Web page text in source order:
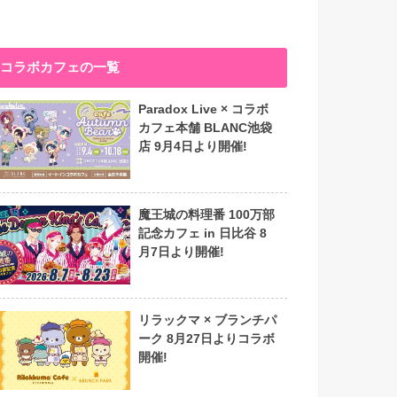
コラボカフェの一覧
Paradox Live × コラボ
カフェ本舗 BLANC池袋
店 9月4日より開催!
魔王城の料理番 100万部
記念カフェ in 日比谷 8
月7日より開催!
リラックマ × ブランチパ
ーク 8月27日よりコラボ
開催!